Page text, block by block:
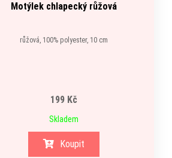
Motýlek chlapecký růžová
růžová, 100% polyester, 10 cm
199 Kč
Skladem
Koupit